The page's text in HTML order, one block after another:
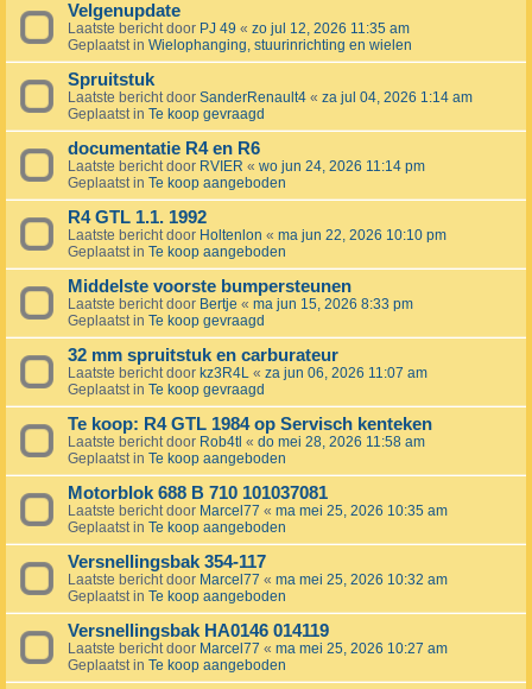
Velgenupdate
Laatste bericht door PJ 49 « zo jul 12, 2026 11:35 am
Geplaatst in Wielophanging, stuurinrichting en wielen
Spruitstuk
Laatste bericht door SanderRenault4 « za jul 04, 2026 1:14 am
Geplaatst in Te koop gevraagd
documentatie R4 en R6
Laatste bericht door RVIER « wo jun 24, 2026 11:14 pm
Geplaatst in Te koop aangeboden
R4 GTL 1.1. 1992
Laatste bericht door Holtenlon « ma jun 22, 2026 10:10 pm
Geplaatst in Te koop aangeboden
Middelste voorste bumpersteunen
Laatste bericht door Bertje « ma jun 15, 2026 8:33 pm
Geplaatst in Te koop gevraagd
32 mm spruitstuk en carburateur
Laatste bericht door kz3R4L « za jun 06, 2026 11:07 am
Geplaatst in Te koop gevraagd
Te koop: R4 GTL 1984 op Servisch kenteken
Laatste bericht door Rob4tl « do mei 28, 2026 11:58 am
Geplaatst in Te koop aangeboden
Motorblok 688 B 710 101037081
Laatste bericht door Marcel77 « ma mei 25, 2026 10:35 am
Geplaatst in Te koop aangeboden
Versnellingsbak 354-117
Laatste bericht door Marcel77 « ma mei 25, 2026 10:32 am
Geplaatst in Te koop aangeboden
Versnellingsbak HA0146 014119
Laatste bericht door Marcel77 « ma mei 25, 2026 10:27 am
Geplaatst in Te koop aangeboden